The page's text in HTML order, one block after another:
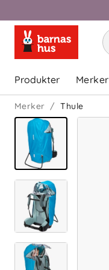
Produkter Merker
Merker Thule